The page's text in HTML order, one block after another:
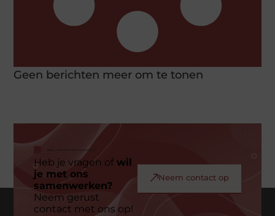
Geen berichten meer om te tonen
Heb je vragen ofwil
je met ons
samenwerken?
Neem gerust
contact met ons op!
Neem contact op